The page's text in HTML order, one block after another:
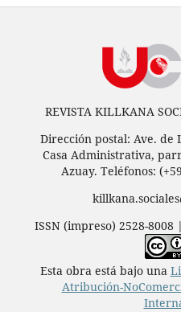
REVISTA KILLKANA
Dirección postal: Ave. de
Casa Administrativa,
Azuay. Teléfonos:
ISSN (impreso) 2528-8008
Esta obra está bajo una
Atribución-